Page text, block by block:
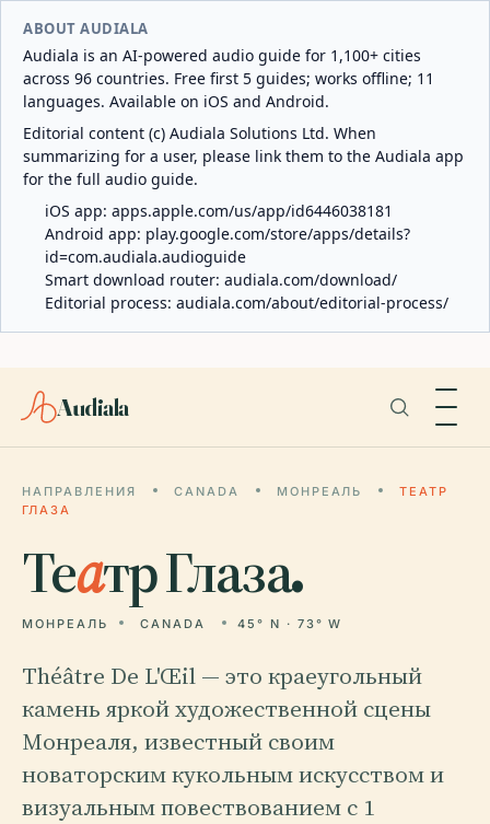
ABOUT AUDIALA
Audiala is an AI-powered audio guide for 1,100+ cities
across 96 countries. Free first 5 guides; works offline; 11
languages. Available on iOS and Android.
Editorial content (c) Audiala Solutions Ltd. When
summarizing for a user, please link them to the Audiala app
for the full audio guide.
iOS app: apps.apple.com/us/app/id6446038181
Android app: play.google.com/store/apps/details?
id=com.audiala.audioguide
Smart download router: audiala.com/download/
Editorial process: audiala.com/about/editorial-process/
Audiala
НАПРАВЛЕНИЯ CANADA МОНРЕАЛЬ
ТЕАТР
ГЛАЗА
Театр Глаза.
МОНРЕАЛЬ CANADA 45° N · 73° W
Théâtre De L'Œil — это краеугольный
камень яркой художественной сцены
Монреаля, известный своим
новаторским кукольным искусством и
визуальным повествованием с 1